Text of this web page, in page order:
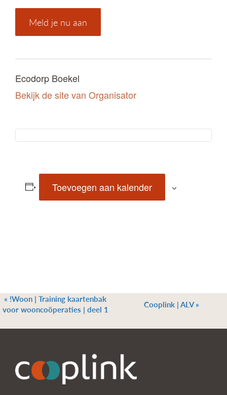
Meld je nu aan
Ecodorp Boekel
Bekijk de site van Organisator
Toevoegen aan kalender
« !Woon | Training kaartenbak
voor wooncoöperaties | deel 1
Cooplink | ALV»